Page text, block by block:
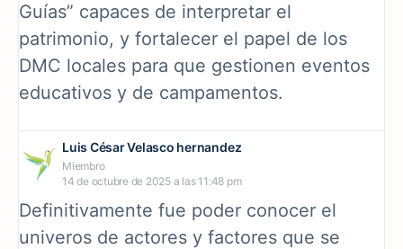
Guías” capaces de interpretar el
patrimonio, y fortalecer el papel de los
DMC locales para que gestionen eventos
educativos y de campamentos.
Luis César Velasco hernandez
Miembro
14 de octubre de 2025 a las 11:48 pm
Definitivamente fue poder conocer el
univeros de actores y factores que se